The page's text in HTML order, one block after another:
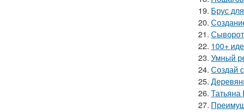
19. Брус
20.
21.
22. 100+
23. Умный
24. Создай
25.
26. Татьяна
27.